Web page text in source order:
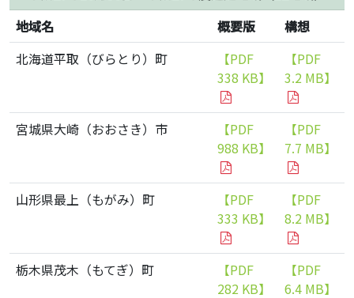
地域名
概要版
構想
北海道平取（びらとり）町
【PDF
338 KB】
【PDF
3.2 MB】
宮城県大崎（おおさき）市
【PDF
988 KB】
【PDF
7.7 MB】
山形県最上（もがみ）町
【PDF
333 KB】
【PDF
8.2 MB】
栃木県茂木（もてぎ）町
【PDF
282 KB】
【PDF
6.4 MB】